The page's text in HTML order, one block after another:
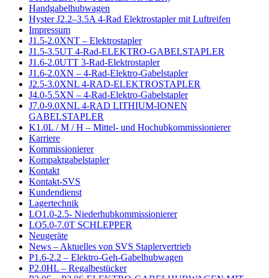
Handgabelhubwagen
Hyster J2.2–3.5A 4-Rad Elektrostapler mit Luftreifen
Impressum
J1.5-2.0XNT – Elektrostapler
J1.5-3.5UT 4-Rad-ELEKTRO-GABELSTAPLER
J1.6-2.0UTT 3-Rad-Elektrostapler
J1.6-2.0XN – 4-Rad-Elektro-Gabelstapler
J2.5-3.0XNL 4-RAD-ELEKTROSTAPLER
J4.0-5.5XN – 4-Rad-Elektro-Gabelstapler
J7.0-9.0XNL 4-RAD LITHIUM-IONEN
GABELSTAPLER
K1.0L / M / H – Mittel- und Hochubkommissionierer
Karriere
Kommissionierer
Kompaktgabelstapler
Kontakt
Kontakt-SVS
Kundendienst
Lagertechnik
LO1.0-2.5- Niederhubkommissionierer
LO5.0-7.0T SCHLEPPER
Neugeräte
News – Aktuelles von SVS Staplervertrieb
P1.6-2.2 – Elektro-Geh-Gabelhubwagen
P2.0HL – Regalbestücker